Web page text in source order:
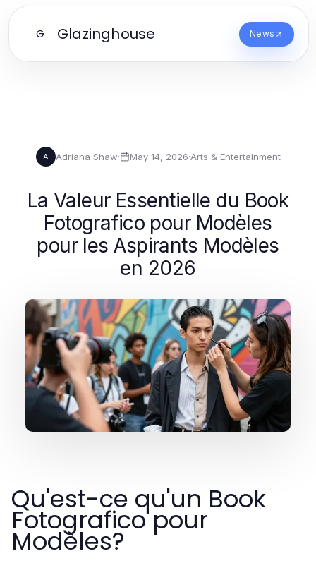
G Glazinghouse News
A Adriana Shaw· May 14, 2026·Arts & Entertainment
La Valeur Essentielle du Book
Fotografico pour Modèles
pour les Aspirants Modèles
en 2026
Qu'est-ce qu'un Book
Fotografico pour
Modèles?